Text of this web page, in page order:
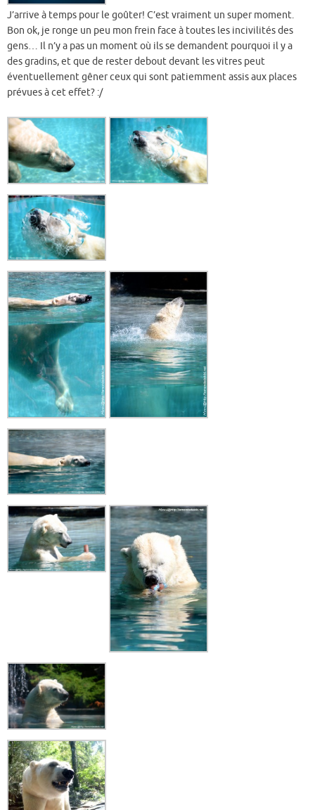
J’arrive à temps pour le goûter! C’est vraiment un super moment.
Bon ok, je ronge un peu mon frein face à toutes les incivilités des
gens… Il n’y a pas un moment où ils se demandent pourquoi il y a
des gradins, et que de rester debout devant les vitres peut
éventuellement gêner ceux qui sont patiemment assis aux places
prévues à cet effet? :/